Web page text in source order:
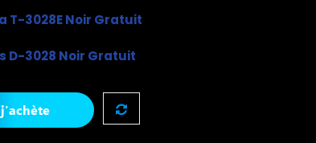
T-3028E Noir Gratuit
D-3028 Noir Gratuit
j'achète